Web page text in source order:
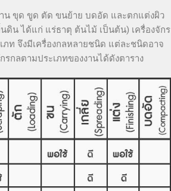
าน ขุด ขูด ตัด ขนย้าย บดอัด และตกแต่งผิว
น ได้แก่ แร่ธาตุ ต้นไม้ เป็นต้น) เครื่องจักร
ภท จึงมีเครื่องกลหลายชนิด แต่ละชนิดอาจ
กลตามประเภทของงานได้ดังตาราง